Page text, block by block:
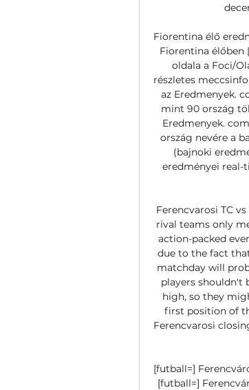
Fiorentina élő
Fiorentina élőben
oldala a Foci/
részletes
az Eredmenyek.
mint 90 ország
Eredmenyek.
ország nevére a
(bajnoki
eredményei real-
Ferencvarosi TC
rival teams only
action-packed
due to the fact
matchday will
players shouldn't
high, so they
first position of
Ferencvarosi
[futball=]
[futball=]